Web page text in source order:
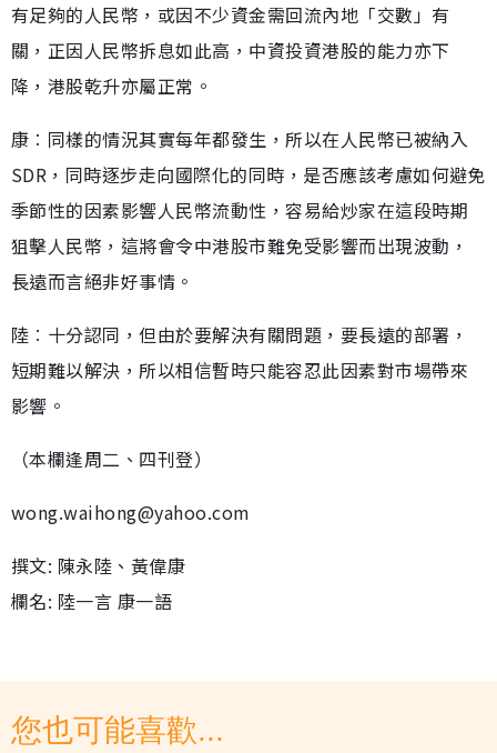
有足夠的人民幣，或因不少資金需回流內地「交數」有
關，正因人民幣拆息如此高，中資投資港股的能力亦下
降，港股乾升亦屬正常。
康︰同樣的情況其實每年都發生，所以在人民幣已被納入
SDR，同時逐步走向國際化的同時，是否應該考慮如何避免
季節性的因素影響人民幣流動性，容易給炒家在這段時期
狙擊人民幣，這將會令中港股市難免受影響而出現波動，
長遠而言絕非好事情。
陸︰十分認同，但由於要解決有關問題，要長遠的部署，
短期難以解決，所以相信暫時只能容忍此因素對市場帶來
影響。
（本欄逢周二、四刊登）
wong.waihong@yahoo.com
撰文: 陳永陸、黃偉康
欄名: 陸一言 康一語
您也可能喜歡...